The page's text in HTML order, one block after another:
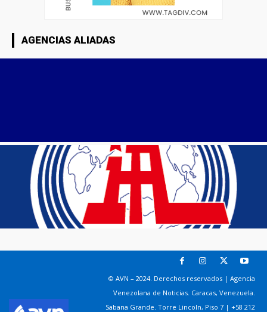
AGENCIAS ALIADAS
© AVN – 2024. Derechos reservados | Agencia
Venezolana de Noticias. Caracas, Venezuela.
Sabana Grande. Torre Lincoln, Piso 7 | +58 212